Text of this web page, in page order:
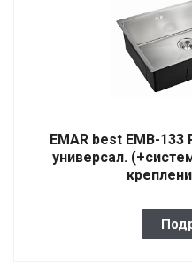
EMAR best EMB-
универсал.